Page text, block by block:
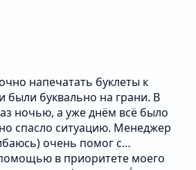
напечатать буклеты к
были буквально на грани. В
ночью, а уже днём всё было
спасло ситуацию. Менеджер
очень помог с
в приоритете моего